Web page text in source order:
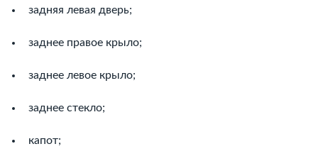
задняя левая дверь;
заднее правое крыло;
заднее левое крыло;
заднее стекло;
капот;